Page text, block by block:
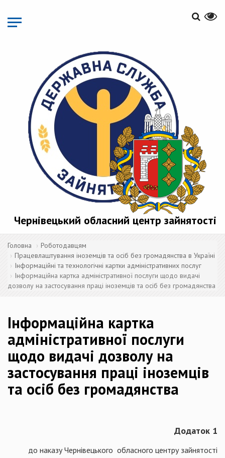
основного
матеріалу
Чернівецький обласний центр зайнятості
Головна
Роботодавцям
Працевлаштування іноземців та осіб без громадянства в Україні
Інформаційні та технологічні картки адміністративних послуг
Інформаційна картка адміністративної послуги щодо видачі
дозволу на застосування праці іноземців та осіб без громадянства
Інформаційна картка
адміністративної послуги
щодо видачі дозволу на
застосування праці іноземців
та осіб без громадянства
Додаток 1
до наказу Чернівецького обласного центру зайнятості